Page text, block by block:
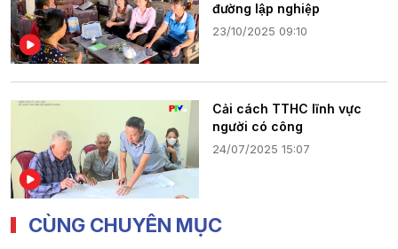
đường lập nghiệp
23/10/2025 09:10
Cải cách TTHC lĩnh vực
người có công
24/07/2025 15:07
CÙNG CHUYÊN MỤC